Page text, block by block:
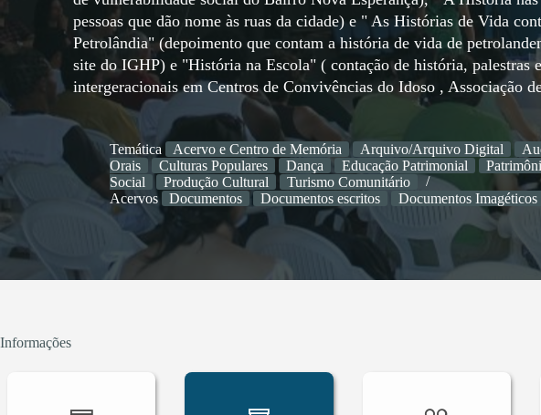
pessoas que dão nome às ruas da cidade) e " As Histórias de Vida
Petrolândia" (depoimento que contam a história de vida de
site do IGHP) e "História na Escola" ( contação de história, palestras
intergeracionais em Centros de Convivências do Idoso , Associação
Temática Acervo e Centro de Memória Arquivo/Arquivo Digital
Orais
Culturas Populares Dança Educação Patrimonial
Social
Produção Cultural
Turismo Comunitário
Acervos
Documentos Documentos escritos Documentos
Informações